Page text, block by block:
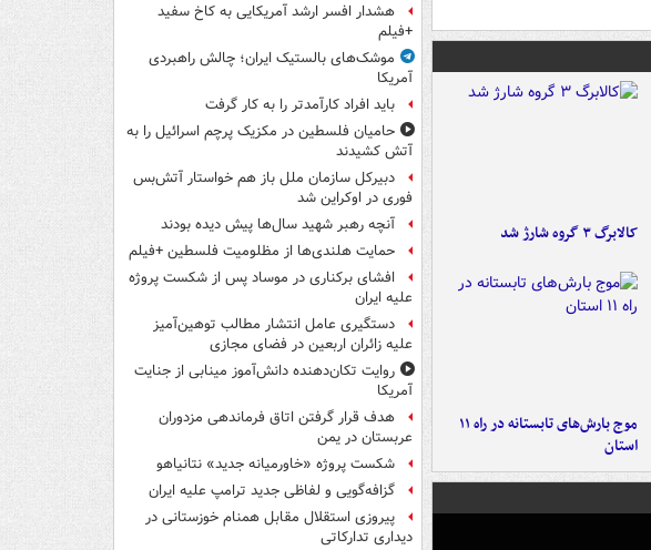
کالابرگ ۳ گروه شارژ شد
موج بارش‌های تابستانه در راه ۱۱
استان
هشدار افسر ارشد آمریکایی به کاخ سفید
+فیلم
موشک‌های بالستیک ایران؛ چالش راهبردی
آمریکا
باید افراد کارآمدتر را به کار گرفت
حامیان فلسطین در مکزیک پرچم اسرائیل را به
آتش کشیدند
دبیرکل سازمان ملل باز هم خواستار آتش‌بس
فوری در اوکراین شد
آنچه رهبر شهید سال‌ها پیش دیده بودند
حمایت هلندی‌ها از مظلومیت فلسطین +فیلم
افشای برکناری در موساد پس از شکست پروژه
علیه ایران
دستگیری عامل انتشار مطالب توهین‌آمیز
علیه زائران اربعین در فضای مجازی
روایت تکان‌دهنده دانش‌آموز مینابی از جنایت
آمریکا
هدف قرار گرفتن اتاق‌ فرماندهی مزدوران
عربستان در یمن
شکست پروژه «خاورمیانه جدید» نتانیاهو
گزافه‌گویی و لفاظی جدید ترامپ علیه ایران
پیروزی استقلال مقابل همنام خوزستانی در
دیداری تدارکاتی